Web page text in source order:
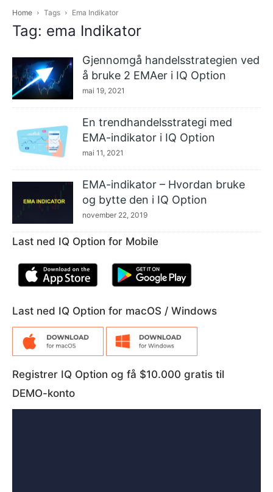
Home Tags Ema Indikator
Tag: ema Indikator
Gjennomgå handelsstrategien ved
å bruke 2 EMAer i IQ Option
mai 19, 2021
En trendhandelsstrategi med
EMA-indikator i IQ Option
mai 11, 2021
EMA-indikator – Hvordan bruke
og bytte den i IQ Option
november 22, 2019
Last ned IQ Option for Mobile
Last ned IQ Option for macOS / Windows
Registrer IQ Option og få $10.000 gratis til
DEMO-konto